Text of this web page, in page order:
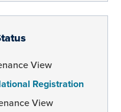
View
Registration
View